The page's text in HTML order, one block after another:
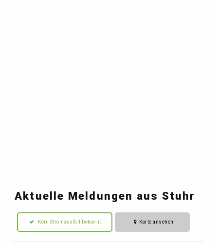
Aktuelle Meldungen aus Stuhr
Kein Stromausfall bekannt! Karte ansehen